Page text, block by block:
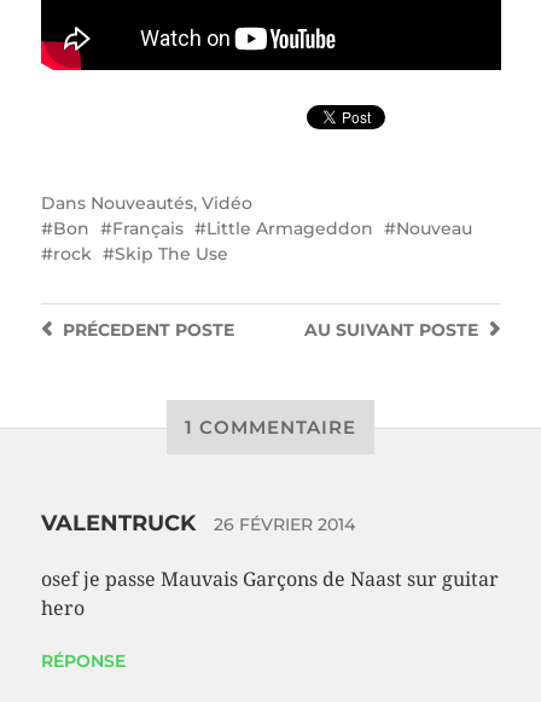
Dans Nouveautés, Vidéo
Bon
Français Little Armageddon
Nouveau
rock
Skip The Use
AU SUIVANT POSTE
PRÉCEDENTPOSTE
1 COMMENTAIRE
VALENTRUCK 26 FÉVRIER 2014
osef je passe Mauvais Garçons de Naast sur guitar
hero
RÉPONSE